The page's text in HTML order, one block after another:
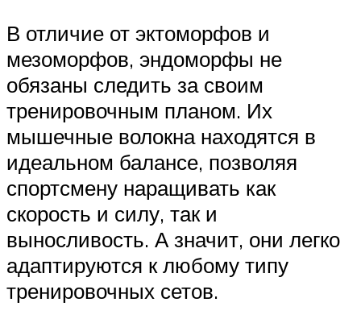
В отличие от эктоморфов и
мезоморфов, эндоморфы не
обязаны следить за своим
тренировочным планом. Их
мышечные волокна находятся в
идеальном балансе, позволяя
спортсмену наращивать как
скорость и силу, так и
выносливость. А значит, они легко
адаптируются к любому типу
тренировочных сетов.